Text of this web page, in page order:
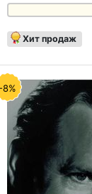
Хит продаж
8%